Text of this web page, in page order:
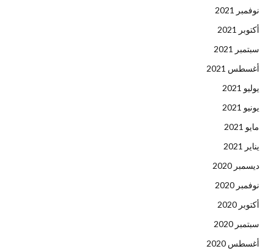
نوفمبر 2021
أكتوبر 2021
سبتمبر 2021
أغسطس 2021
يوليو 2021
يونيو 2021
مايو 2021
يناير 2021
ديسمبر 2020
نوفمبر 2020
أكتوبر 2020
سبتمبر 2020
أغسطس 2020